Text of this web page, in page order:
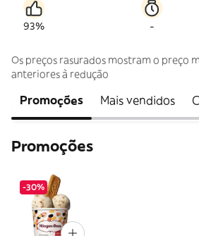
93% -
Os preços rasurados mostram o preço
anteriores à redução
Promoções Mais vendidos
Promoções
-30%